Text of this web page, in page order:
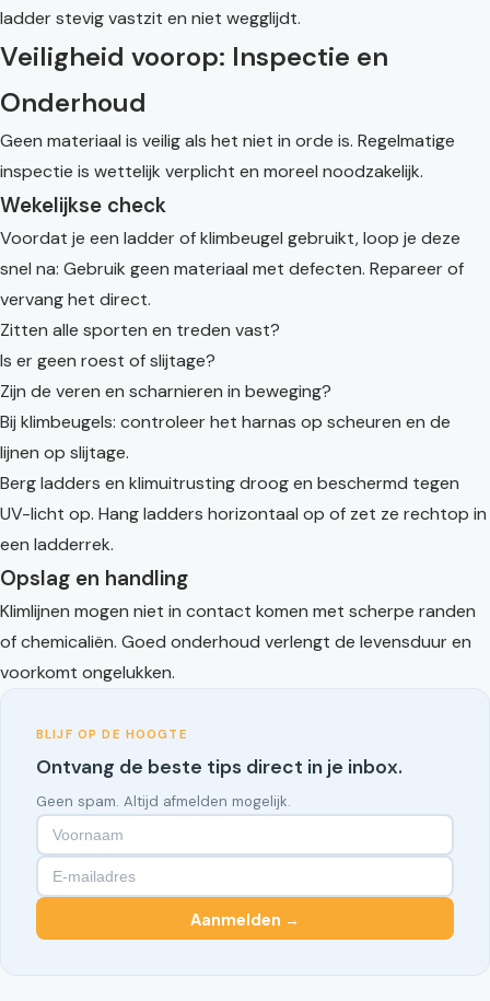
ladder stevig vastzit en niet wegglijdt.
Veiligheid voorop: Inspectie en
Onderhoud
Geen materiaal is veilig als het niet in orde is. Regelmatige
inspectie is wettelijk verplicht en moreel noodzakelijk.
Wekelijkse check
Voordat je een ladder of klimbeugel gebruikt, loop je deze
snel na: Gebruik geen materiaal met defecten. Repareer of
vervang het direct.
Zitten alle sporten en treden vast?
Is er geen roest of slijtage?
Zijn de veren en scharnieren in beweging?
Bij klimbeugels: controleer het harnas op scheuren en de
lijnen op slijtage.
Berg ladders en klimuitrusting droog en beschermd tegen
UV-licht op. Hang ladders horizontaal op of zet ze rechtop in
een ladderrek.
Opslag en handling
Klimlijnen mogen niet in contact komen met scherpe randen
of chemicaliën. Goed onderhoud verlengt de levensduur en
voorkomt ongelukken.
BLIJF OP DE HOOGTE
Ontvang de beste tips direct in je inbox.
Geen spam. Altijd afmelden mogelijk.
Aanmelden →